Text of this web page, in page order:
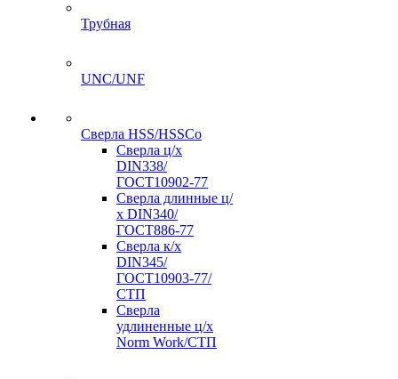
Трубная
UNC/UNF
Сверла HSS/HSSCo
Сверла ц/х
DIN338/
ГОСТ10902-77
Сверла длинные ц/
х DIN340/
ГОСТ886-77
Сверла к/х
DIN345/
ГОСТ10903-77/
СТП
Сверла
удлиненные ц/х
Norm Work/СТП